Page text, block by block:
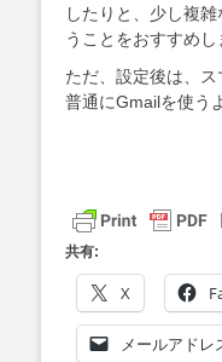
したりと、少し複
うことをおすすめし
ただ、設定後は、
普通にGmailを使う
共有:
X
メールアドレ